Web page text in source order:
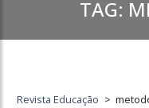
TAG:
Revista Educação >